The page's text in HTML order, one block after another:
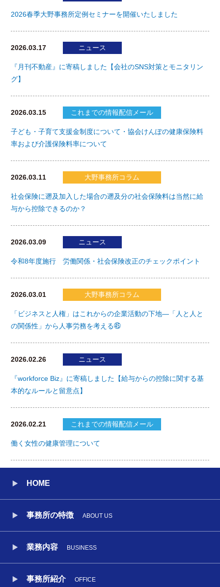
2026春季大野事務所定例セミナーを開催いたしました
2026.03.17 ニュース
『月刊不動産』に寄稿しました【会社のSNS対策とモニタリン
グ】
2026.03.15 これまでの情報配信メール
子ども・子育て支援金制度について・協会けんぽの健康保険料
率および介護保険料率について
2026.03.11 大野事務所コラム
社会保険に遡及加入した場合の遡及分の社会保険料は当然に給
与から控除できるのか？
2026.03.09 ニュース
令和8年度施行 労働関係・社会保険改正のチェックポイント
2026.03.01 大野事務所コラム
「ビジネスと人権」はこれからの企業活動の下地―「人と人と
の関係性」から人事労務を考える㊺
2026.02.26 ニュース
『workforce Biz』に寄稿しました【給与からの控除に関する基
本的なルールと留意点】
2026.02.21 これまでの情報配信メール
働く女性の健康管理について
HOME
事務所の特徴 ABOUT US
業務内容 BUSINESS
事務所紹介 OFFICE